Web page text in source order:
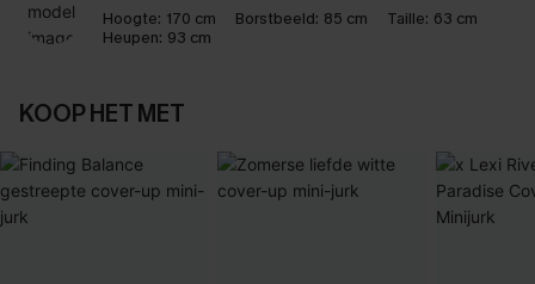
Hoogte: 170 cm Borstbeeld: 85 cm Taille: 63 cm
Heupen: 93 cm
KOOP HET MET